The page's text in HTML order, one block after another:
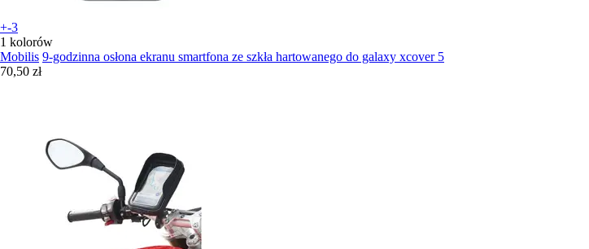
+-3
1 kolorów
Mobilis 9-godzinna osłona ekranu smartfona ze szkła hartowanego do galaxy xcover 5
70,50 zł